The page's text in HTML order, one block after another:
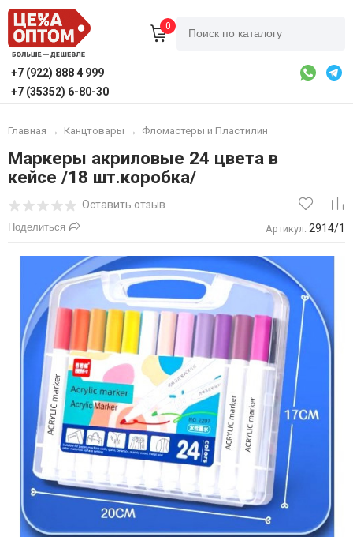
0
+7 (922) 888 4 999
+7 (35352) 6-80-30
Главная → Канцтовары → Фломастеры и Пластилин
Маркеры акриловые 24 цвета в
кейсе /18 шт.коробка/
Оставить отзыв
Поделиться Артикул: 2914/1